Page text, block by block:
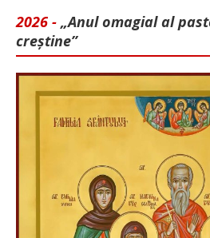
2026 - „Anul omagial al
creștine”